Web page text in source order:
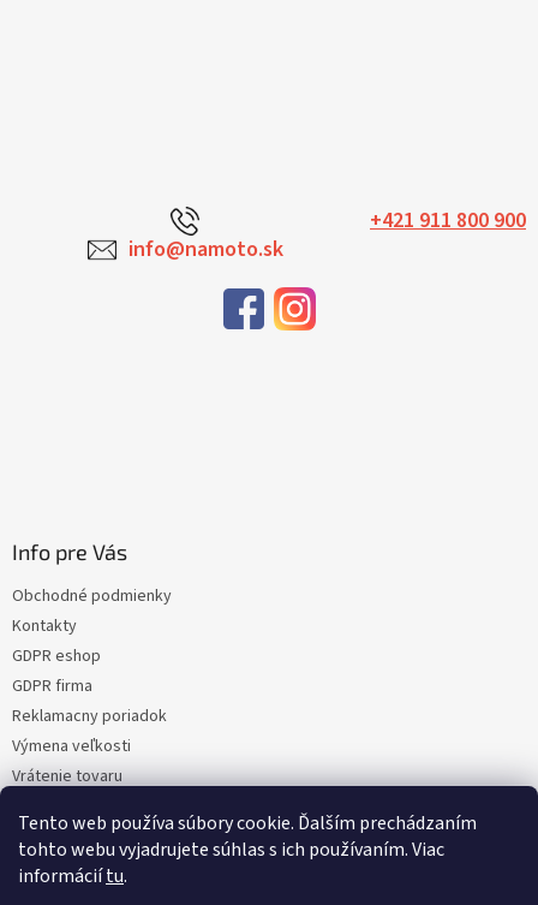
Tento web používa súbory cookie. Ďalším prechádzaním
tohto webu vyjadrujete súhlas s ich používaním. Viac
informáciítu.
+421 911 800 900
info@namoto.sk
Info pre Vás
Obchodné podmienky
Kontakty
GDPR eshop
GDPR firma
Reklamacny poriadok
Výmena veľkosti
Vrátenie tovaru
Moja objednávka